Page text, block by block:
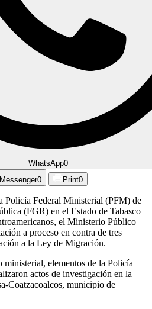
WhatsApp0
Messenger0 Print0
Policía Federal Ministerial (PFM) de
(FGR) en el Estado de Tabasco
el Ministerio Público
a proceso en contra de tres
a la Ley de Migración.
elementos de la Policía
actos de investigación en la
Coatzacoalcos, municipio de